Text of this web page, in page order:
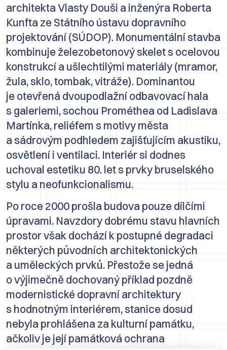
architektaVlasty Douši a inženýra Roberta
Kunfta zeStátního ústavu dopravního
projektování(SÚDOP). Monumentální stavba
kombinuje železobetonový skelet s ocelovou
konstrukcí a ušlechtilými materiály (mramor,
žula, sklo, tombak, vitráže). Dominantou
je otevřená dvoupodlažní odbavovací hala
s galeriemi, sochou Prométhea od Ladislava
Martínka, reliéfem s motivy města
a sádrovým podhledem zajišťujícím akustiku,
osvětlení i ventilaci. Interiér si dodnes
uchoval estetiku 80. let s prvky bruselského
stylu a neofunkcionalismu.
Po roce 2000 prošla budova pouze dílčími
úpravami. Navzdory dobrému stavu hlavních
prostor však dochází k postupné degradaci
některých původních architektonických
a uměleckých prvků. Přestože se jedná
o výjimečně dochovaný příklad pozdně
modernistické dopravní architektury
s hodnotným interiérem, stanice dosud
nebyla prohlášena za kulturní památku,
ačkoliv je její památková ochrana